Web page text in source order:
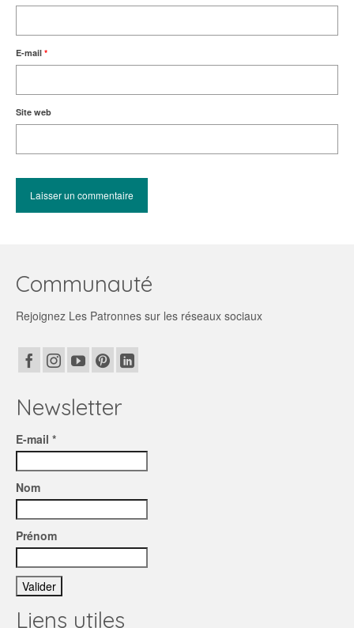
E-mail *
Site web
Communauté
Rejoignez Les Patronnes sur les réseaux sociaux
Newsletter
E-mail *
Nom
Prénom
Liens utiles